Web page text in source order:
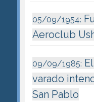
05/09/1954:
Aeroclub
09/09/1985:
varado
San Pablo